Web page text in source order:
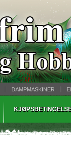
DAMPMASKINER